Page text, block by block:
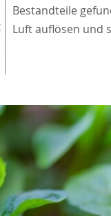
Bestandteile
Luft auflösen und